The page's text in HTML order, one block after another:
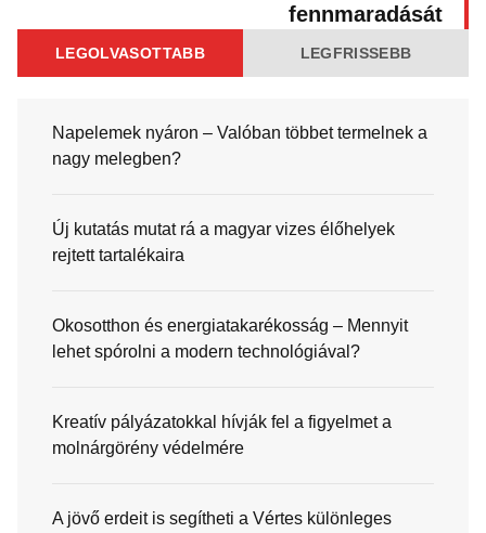
fennmaradását
LEGOLVASOTTABB LEGFRISSEBB
Napelemek nyáron – Valóban többet termelnek a
nagy melegben?
Új kutatás mutat rá a magyar vizes élőhelyek
rejtett tartalékaira
Okosotthon és energiatakarékosság – Mennyit
lehet spórolni a modern technológiával?
Kreatív pályázatokkal hívják fel a figyelmet a
molnárgörény védelmére
A jövő erdeit is segítheti a Vértes különleges